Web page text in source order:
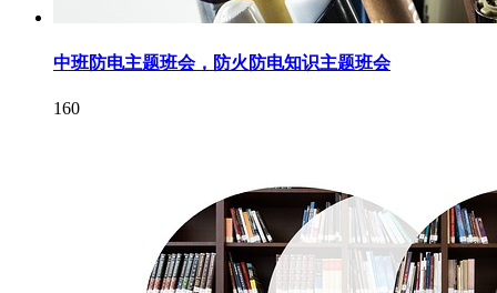
中班防电主题班会，防火防电知识主题班会
160